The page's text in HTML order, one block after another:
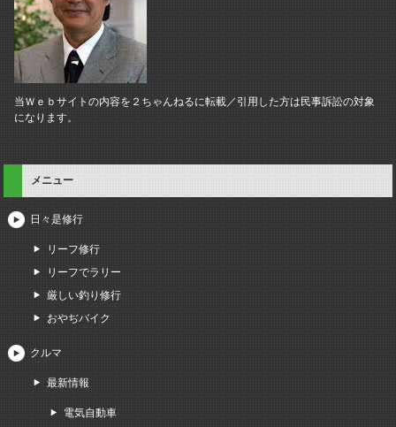
当Ｗｅｂサイトの内容を２ちゃんねるに転載／引用した方は民事訴訟の対象
になります。
メニュー
日々是修行
リーフ修行
リーフでラリー
厳しい釣り修行
おやぢバイク
クルマ
最新情報
電気自動車